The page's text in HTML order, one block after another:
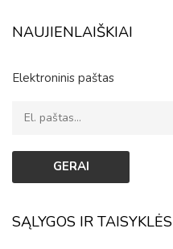
NAUJIENLAIŠKIAI
Elektroninis paštas
SĄLYGOS IR TAISYKLĖS